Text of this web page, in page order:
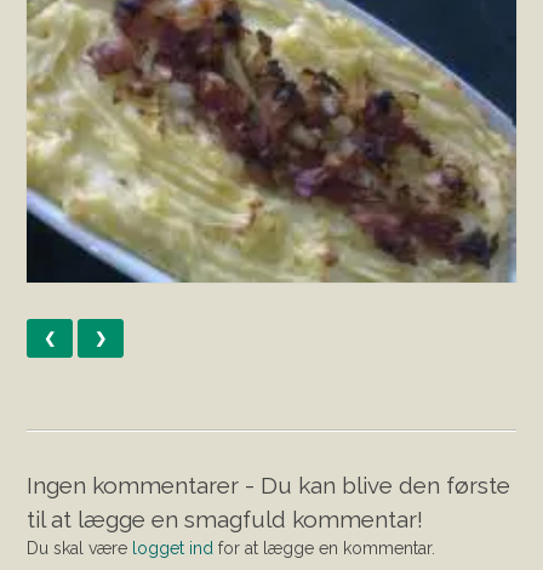
❮ ❯
Ingen kommentarer - Du kan blive den første
til at lægge en smagfuld kommentar!
Du skal være logget ind for at lægge en kommentar.